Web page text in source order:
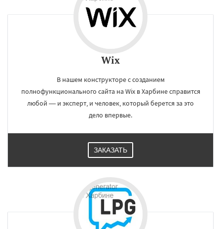
Wix
В нашем конструкторе c созданием
полнофункционального сайта на Wix в Харбине справится
любой — и эксперт, и человек, который берется за это
дело впервые.
ЗАКАЗАТЬ